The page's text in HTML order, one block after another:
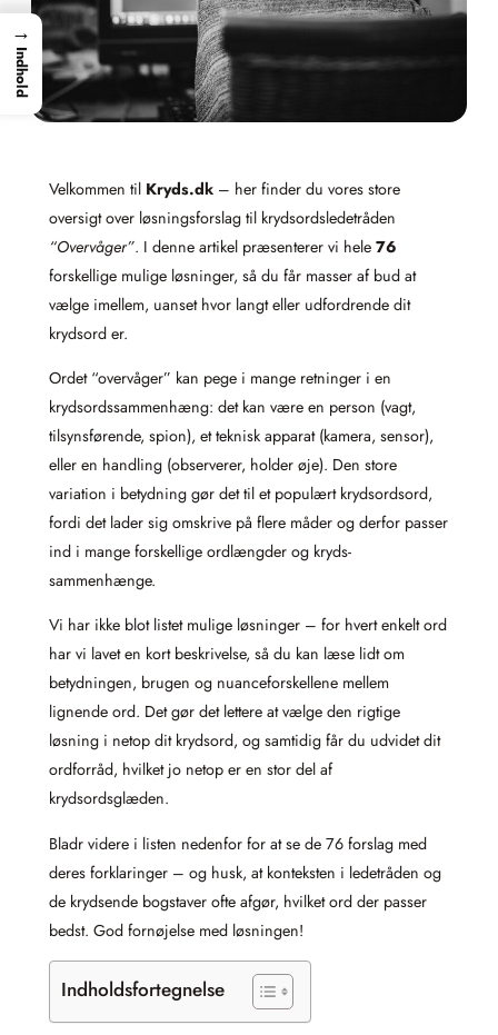
Velkommen til Kryds.dk – her finder du vores store
oversigt over løsningsforslag til krydsordsledetråden
“Overvåger”. I denne artikel præsenterer vi hele 76
forskellige mulige løsninger, så du får masser af bud at
vælge imellem, uanset hvor langt eller udfordrende dit
krydsord er.
Ordet “overvåger” kan pege i mange retninger i en
krydsordssammenhæng: det kan være en person (vagt,
tilsynsførende, spion), et teknisk apparat (kamera, sensor),
eller en handling (observerer, holder øje). Den store
variation i betydning gør det til et populært krydsordsord,
fordi det lader sig omskrive på flere måder og derfor passer
ind i mange forskellige ordlængder og kryds-
sammenhænge.
Vi har ikke blot listet mulige løsninger – for hvert enkelt ord
har vi lavet en kort beskrivelse, så du kan læse lidt om
betydningen, brugen og nuanceforskellene mellem
lignende ord. Det gør det lettere at vælge den rigtige
løsning i netop dit krydsord, og samtidig får du udvidet dit
ordforråd, hvilket jo netop er en stor del af
krydsordsglæden.
Bladr videre i listen nedenfor for at se de 76 forslag med
deres forklaringer – og husk, at konteksten i ledetråden og
de krydsende bogstaver ofte afgør, hvilket ord der passer
bedst. God fornøjelse med løsningen!
Indholdsfortegnelse
→
Indhold